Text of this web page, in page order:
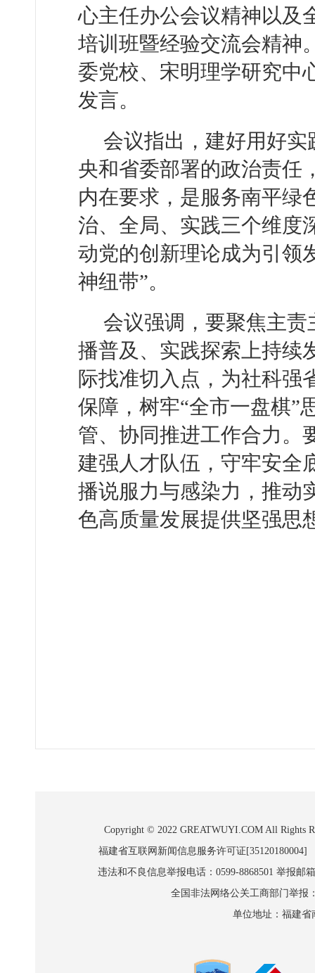
心主任办公会议精神以及
培训班暨经验交流会精神
委党校、宋明理学研究中
发言。
会议指出，建好用好实
央和省委部署的政治责任
内在要求，是服务南平绿
治、全局、实践三个维度
动党的创新理论成为引领
神纽带”。
会议强调，要聚焦主
播普及、实践探索上持续
际找准切入点，为社科强
保障，树牢“全市一盘棋”
管、协同推进工作合力。
建强人才队伍，守牢安全
播说服力与感染力，推动
色高质量发展提供坚强思
Copyright © 2022 GREATWUYI.COM All Rights
福建省互联网新闻信息服务许可证
违法和不良信息举报电话：0599-8868501 举报邮
全国非法网络公关工商部门举报
单位地址：福建省